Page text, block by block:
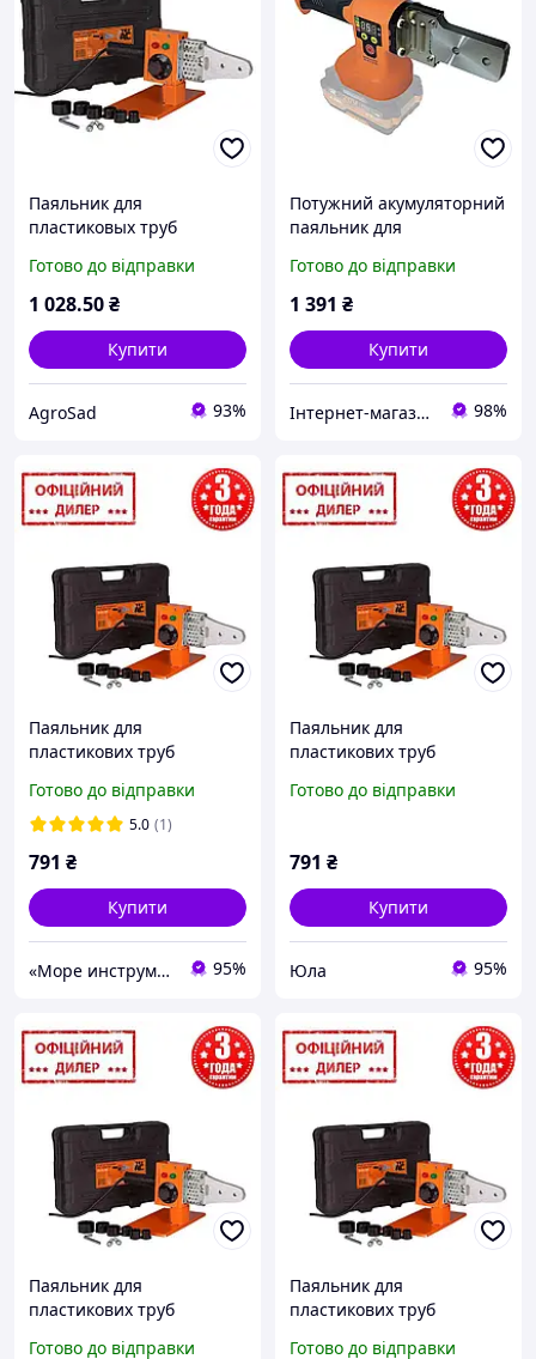
Паяльник для
пластиковых труб
Tex.AC ТА-01-700: 600 Вт,
20-32 мм насадки, 600 Вт
Готово до відправки
1 028.50₴
Купити
AgroSad 93%
Потужний акумуляторний
паяльник для
TAOE-PWM350 : без АКБ
(TAOE-PWM350)(11)
Готово до відправки
1 391 ₴
Купити
Інтернет-магазин "Shop Hub" 98%
Паяльник для
пластикових труб
ТехАС STP ТА-01-700 (600
Вт, 20-32 мм насадки)
Готово до відправки
5.0 (1)
791 ₴
Купити
«Море инструментов» 95%
Паяльник для
пластикових труб
ТехАС YLP ТА-01-700 (600
Готово до відправки
791 ₴
Купити
Юла 95%
Паяльник для
пластикових труб
Готово до відправки
Паяльник для
пластикових труб
Готово до відправки